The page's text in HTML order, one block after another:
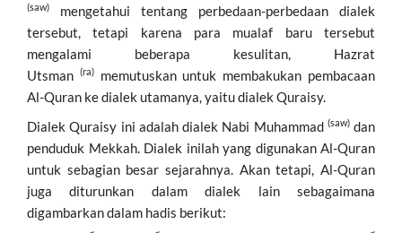
(saw)
mengetahui tentang perbedaan-perbedaan dialek
tersebut, tetapi karena para mualaf baru tersebut
mengalami beberapa kesulitan, Hazrat
Utsman (ra)memutuskan untuk membakukan pembacaan
Al-Quran ke dialek utamanya, yaitu dialek Quraisy.
Dialek Quraisy ini adalah dialek Nabi Muhammad (saw)dan
penduduk Mekkah. Dialek inilah yang digunakan Al-Quran
untuk sebagian besar sejarahnya. Akan tetapi, Al-Quran
juga diturunkan dalam dialek lain sebagaimana
digambarkan dalam hadis berikut: